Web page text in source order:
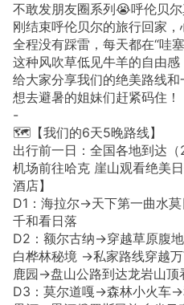
不敢发朋友圈系列😭呼伦贝尔
刚结束呼伦贝尔的旅行回家
全程没有踩雷，每天都在“哇塞
这种风吹草低见牛羊的自由感
给大家分享我们的绝美路线和
想去避暑的姐妹们赶紧码住！
-
🗺️【我们的6天5晚路线】
出行前一日：全国各地到达
机场前往哈克 崖山观看绝美
酒店】
D1：海拉尔→天下第一曲水
千和看日落
D2：额尔古纳→穿越草原腹
白桦林秘境 →私家路线穿越
鹿园→盘山公路到达龙岩山顶
D3：莫尔道嘎→森林小火车